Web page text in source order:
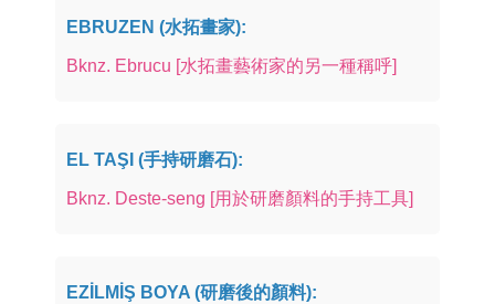
EBRUZEN (水拓畫家):
Bknz. Ebrucu [水拓畫藝術家的另一種稱呼]
EL TAŞI (手持研磨石):
Bknz. Deste-seng [用於研磨顏料的手持工具]
EZİLMİŞ BOYA (研磨後的顏料):